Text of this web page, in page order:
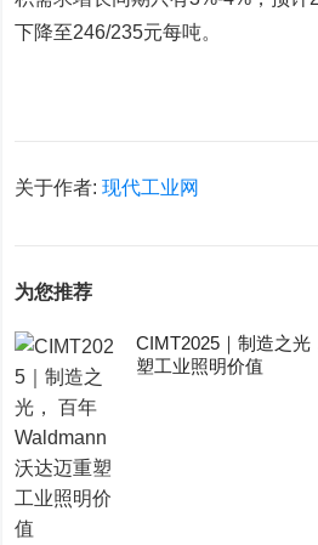
下降至246/235元每吨。
关于作者:现代工业网
为您推荐
CIMT2025｜制造之光
塑工业照明价值